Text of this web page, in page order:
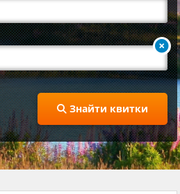
Знайти квитки